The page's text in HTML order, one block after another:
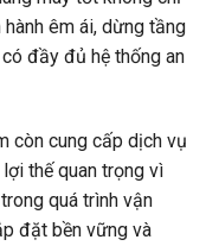
êm ái, dừng tầng
đầy đủ hệ thống an
còn cung cấp dịch vụ
thế quan trọng vì
quá trình vận
đặt bền vững và